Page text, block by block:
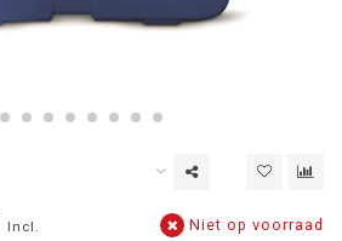
Incl.
Niet op voorraad